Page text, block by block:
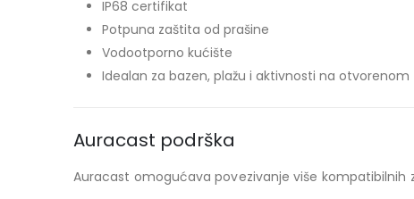
IP68 certifikat
Potpuna zaštita od prašine
Vodootporno kućište
Idealan za bazen, plažu i aktivnosti na otvorenom
Auracast podrška
Auracast omogućava povezivanje više kompatibilnih